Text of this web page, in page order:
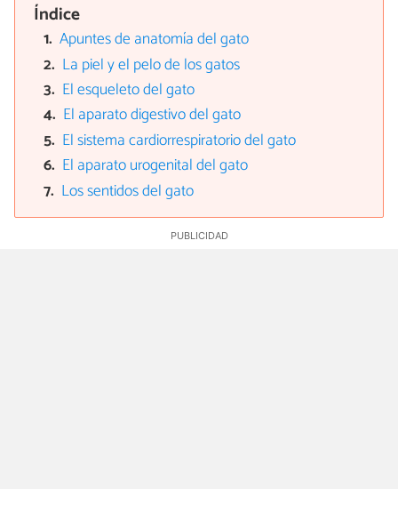
Índice
Apuntes de anatomía del gato
La piel y el pelo de los gatos
El esqueleto del gato
El aparato digestivo del gato
El sistema cardiorrespiratorio del gato
El aparato urogenital del gato
Los sentidos del gato